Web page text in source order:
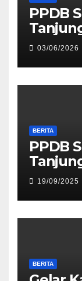
PPDB
03/06/2026
BERITA
PPDB
19/09/2025
BERITA